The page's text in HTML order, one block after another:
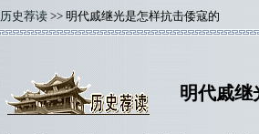
历史荐读>> 明代戚继光是怎样抗击倭寇的
明代戚继